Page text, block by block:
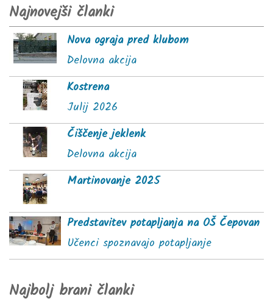
Najnovejši članki
Nova ograja pred klubom
Delovna akcija
Kostrena
Julij 2026
Čiščenje jeklenk
Delovna akcija
Martinovanje 2025
Predstavitev potapljanja na OŠ Čepovan
Učenci spoznavajo potapljanje
Najbolj brani članki